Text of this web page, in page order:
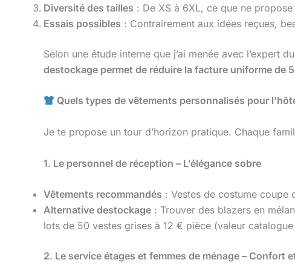
Diversité des tailles : De XS à 6XL, ce que ne
Essais possibles : Contrairement aux idées reçues,
Selon une étude interne que j’ai menée avec l’expert
destockage permet de réduire la facture uniforme de
Quels types de vêtements personnalisés pour
Je te propose un tour d’horizon pratique. Chaque
1. Le personnel de réception – L’élégance sobre
Vêtements recommandés : Vestes de costume coupe
Alternative destockage : Trouver des blazers en
lots de 50 vestes grises à 12 € pièce (valeur
2. Le service étages et femmes de ménage – Confort